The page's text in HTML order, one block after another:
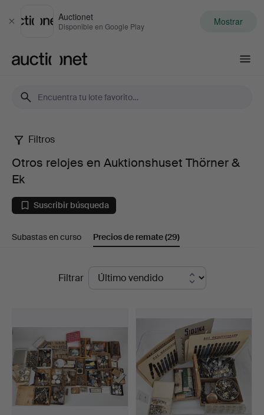
Cerrar
Auctionet
Disponible en Google Play Mostrar
Otros
relojes
en
Auktionshuset
Filtros
Otros relojes en Auktionshuset Thörner &
Ek
Suscribir búsqueda
Subastas en curso Precios de remate(29)
Filtrar